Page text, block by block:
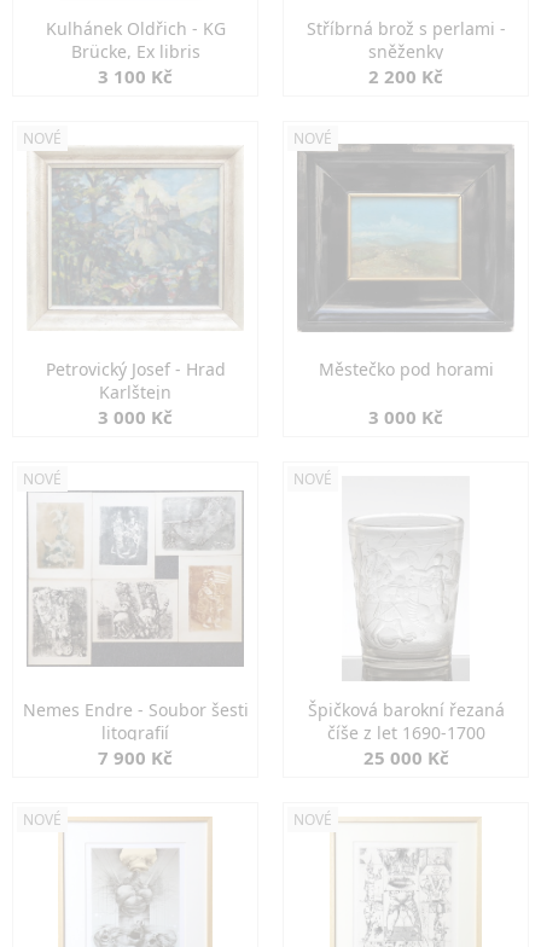
Kulhánek Oldřich - KG
Brücke, Ex libris
3 100 Kč
Stříbrná brož s perlami -
sněženky
2 200 Kč
NOVÉ
Petrovický Josef - Hrad
Karlštejn
3 000 Kč
NOVÉ
Městečko pod horami
3 000 Kč
NOVÉ
Nemes Endre - Soubor šesti
litografií
7 900 Kč
NOVÉ
Špičková barokní řezaná
číše z let 1690-1700
25 000 Kč
NOVÉ NOVÉ